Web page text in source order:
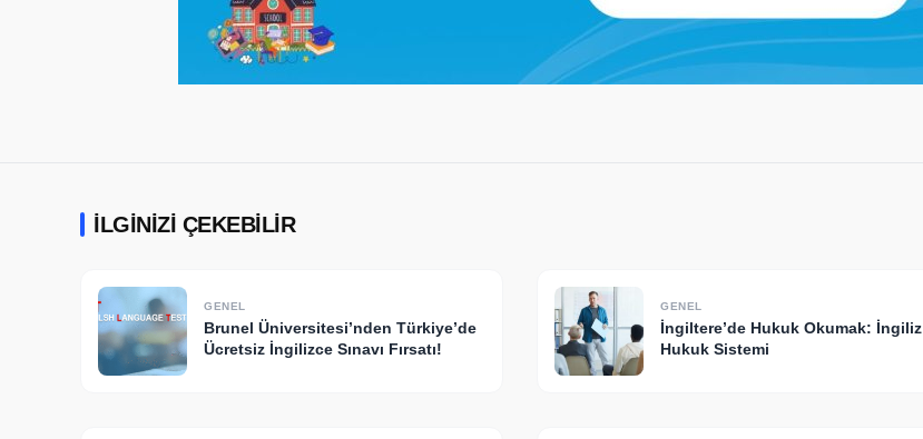
İLGINIZI ÇEKEBILIR
GENEL
Brunel Üniversitesi’nden Türkiye’de
Ücretsiz İngilizce Sınavı Fırsatı!
GENEL
İngiltere’de Hukuk Okumak: İngiliz
Hukuk Sistemi